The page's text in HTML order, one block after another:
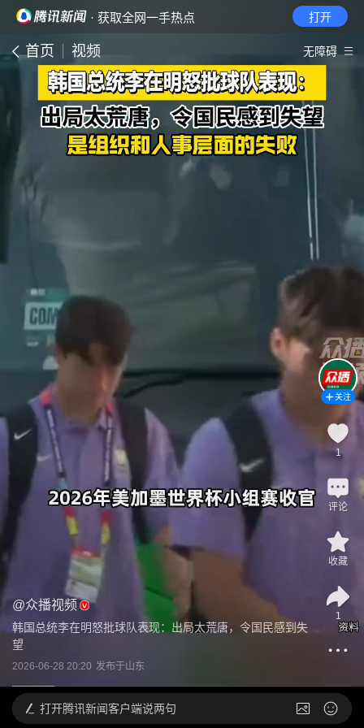
· 获取全网一手热点 打开
首页 视频 无障碍
@众播视频
韩国总统李在明怒批球队表现：出局太荒唐，令国民感到失
望
2026-06-28 20:20 发布于山东
关注
1
评论
收藏
1
打开腾讯新闻客户端说两句